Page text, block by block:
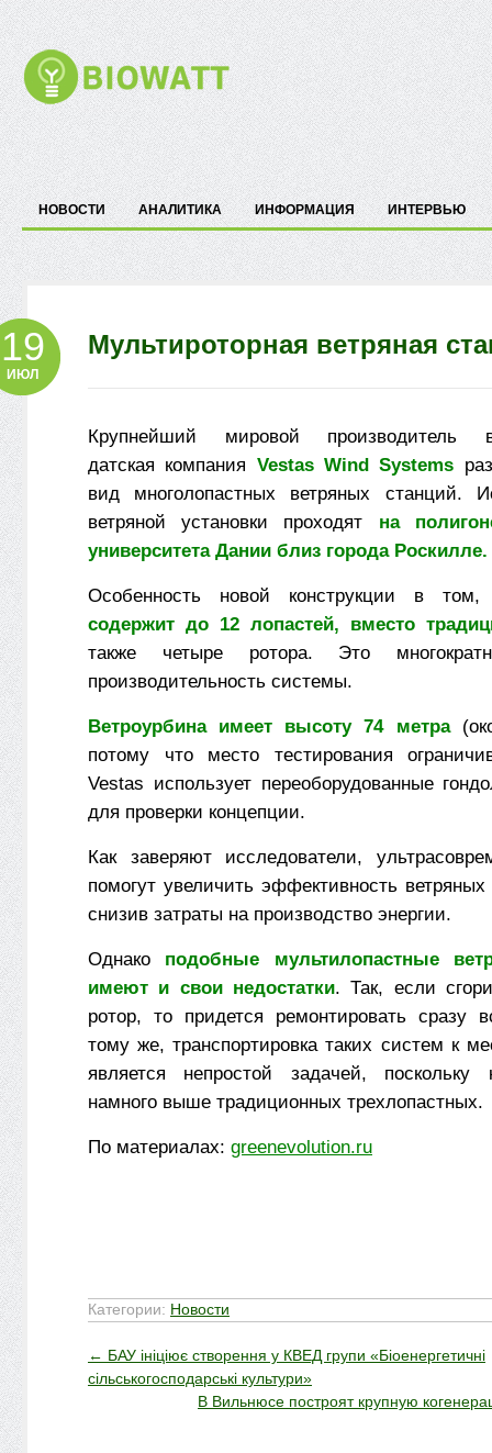
НОВОСТИ АНАЛИТИКА ИНФОРМАЦИЯ ИНТЕРВЬЮ
Мультироторная ветряная
19
ИЮЛ
Крупнейший мировой производитель
датская компания Vestas Wind Systems
вид многолопастных ветряных станций.
ветряной установки проходят на
университета Дании близ города Роскилле.
Особенность новой конструкции в
содержит до 12 лопастей, вместо
также четыре ротора. Это
производительность системы.
Ветроурбина имеет высоту 74 метра
потому что место тестирования
Vestas использует переоборудованные
для проверки концепции.
Как заверяют исследователи,
помогут увеличить эффективность ветряных
снизив затраты на производство энергии.
Однако подобные мультилопастные
имеют и свои недостатки. Так, если
ротор, то придется ремонтировать сразу
тому же, транспортировка таких систем к
является непростой задачей, поскольку
намного выше традиционных трехлопастных.
По материалах: greenevolution.ru
Категории: Новости
← БАУ ініціює створення у КВЕД групи «Біоенергетичні
сільськогосподарські культури»
В Вильнюсе построят крупную